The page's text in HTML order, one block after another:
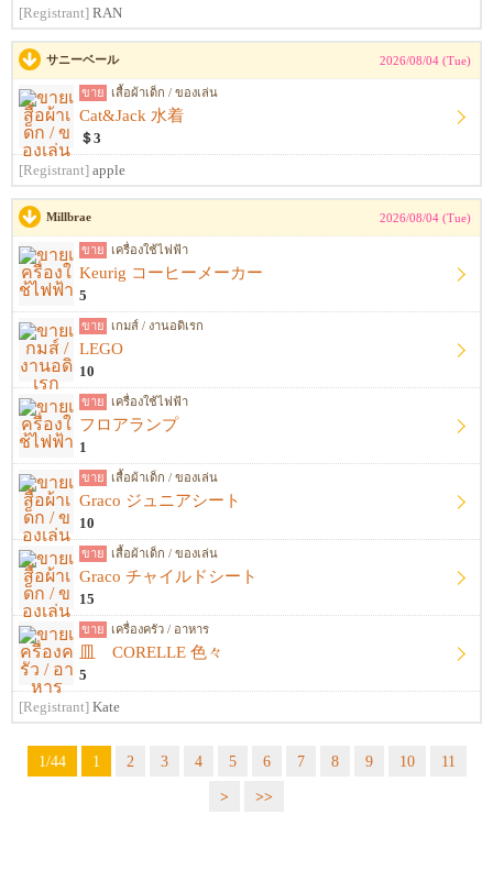
[Registrant] RAN
サニーベール 2026/08/04 (Tue)
ขาย เสื้อผ้าเด็ก / ของเล่น
Cat&Jack 水着
＄3
[Registrant] apple
Millbrae 2026/08/04 (Tue)
ขาย เครื่องใช้ไฟฟ้า
Keurig コーヒーメーカー
5
ขาย เกมส์ / งานอดิเรก
LEGO
10
ขาย เครื่องใช้ไฟฟ้า
フロアランプ
1
ขาย เสื้อผ้าเด็ก / ของเล่น
Graco ジュニアシート
10
ขาย เสื้อผ้าเด็ก / ของเล่น
Graco チャイルドシート
15
ขาย เครื่องครัว / อาหาร
皿 CORELLE 色々
5
[Registrant] Kate
1/44 1 2 3 4 5 6 7 8 9 10
11
>
>>